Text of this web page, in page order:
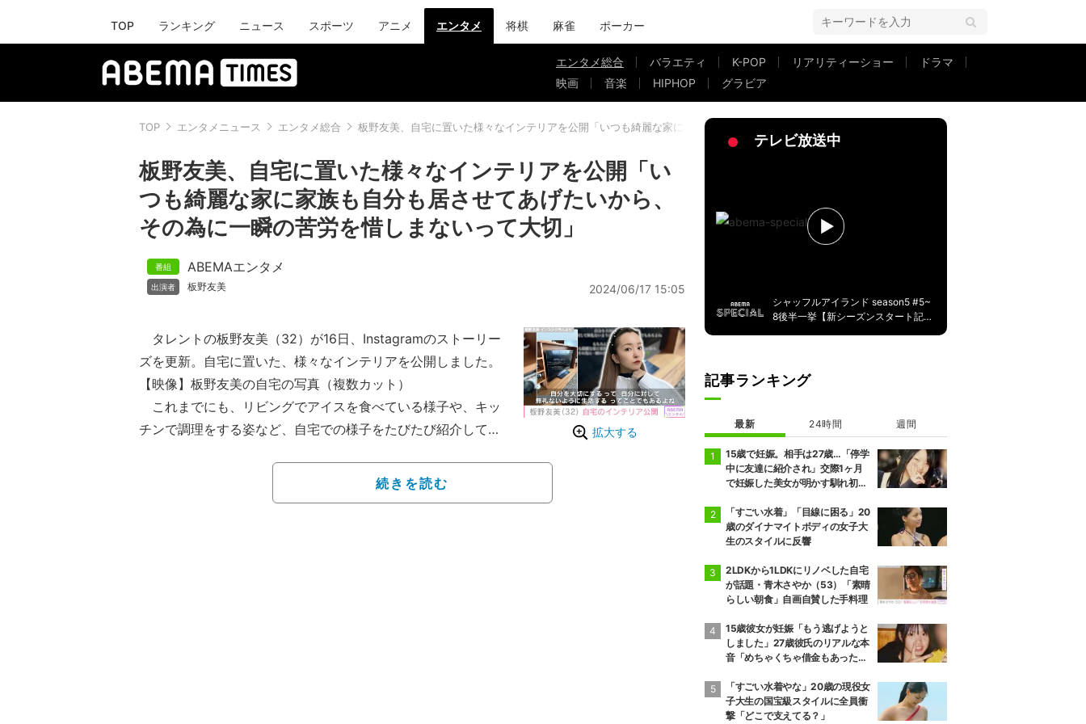
TOP ランキング ニュース スポーツ アニメ エンタメ 将棋 麻雀 ポーカー
エンタメ総合 バラエティ K-POP リアリティーショー
ドラマ
映画
音楽 HIPHOP グラビア
TOP エンタメニュース エンタメ総合 板野友美、自宅に置いた様々なインテリアを公開「いつも綺麗な家に家族も自分も居させてあげたいから、その為に一瞬の苦労を惜しまないって大切」
板野友美、自宅に置いた様々なインテリアを公開「い
つも綺麗な家に家族も自分も居させてあげたいから、
その為に一瞬の苦労を惜しまないって大切」
ABEMAエンタメ
板野友美 2024/06/17 15:05
拡大する
タレントの板野友美（32）が16日、Instagramのストーリー
ズを更新。自宅に置いた、様々なインテリアを公開しました。
【映像】板野友美の自宅の写真（複数カット）
これまでにも、リビングでアイスを食べている様子や、キッ
チンで調理をする姿など、自宅での様子をたびたび紹介してい
16日にInstagramのストーリーズを更新し、「今日は久々お
休みなので、朝からお家のお掃除」と、自宅にある観葉植物の
続きを読む
テレビ放送中
シャッフルアイランド season5 #5~
8後半一挙【新シーズンスタート記
記事ランキング
最新 24時間 週間
15歳で妊娠。相手は27歳…「停学
中に友達に紹介され」交際1ヶ月
で妊娠した美女が明かす馴れ初め
絶句
「すごい水着」「目線に困る」20
歳のダイナマイトボディの女子大
生のスタイルに反響
2LDKから1LDKにリノベした自宅
が話題・青木さやか（53）「素晴
らしい朝食」自画自賛した手料理
15歳彼女が妊娠「もう逃げようと
しました」27歳彼氏のリアルな本
音「めちゃくちゃ借金もあったの
「すごい水着やな」20歳の現役女
子大生の国宝級スタイルに全員衝
撃「どこで支えてる？」